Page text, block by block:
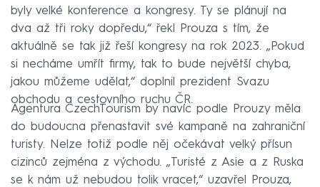
byly velké konference a kongresy. Ty se plánují na
dva až tři roky dopředu,“ řekl Prouza s tím, že
aktuálně se tak již řeší kongresy na rok 2023. „Pokud
si necháme umřít firmy, tak to bude největší chyba,
jakou můžeme udělat,“ doplnil prezident Svazu
obchodu a cestovního ruchu ČR.
Agentura CzechTourism by navíc podle Prouzy měla
do budoucna přenastavit své kampaně na zahraniční
turisty. Nelze totiž podle něj očekávat velký přísun
cizinců zejména z východu. „Turisté z Asie a z Ruska
se k nám už nebudou tolik vracet,“ uzavřel Prouza,